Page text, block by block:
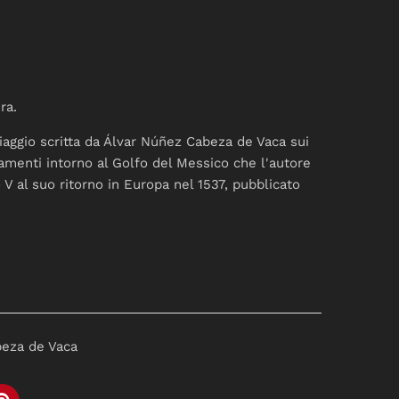
scritta da Álvar Núñez Cabeza de Vaca sui
intorno al Golfo del Messico che l'autore
al suo ritorno in Europa nel 1537, pubblicato
de Vaca